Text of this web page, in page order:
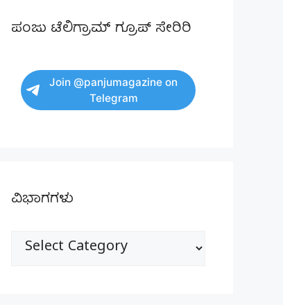
ಪಂಜು ಟೆಲಿಗ್ರಾಮ್ ಗ್ರೂಪ್ ಸೇರಿರಿ
Join @panjumagazine on
Telegram
ವಿಭಾಗಗಳು
ವಿಭಾಗಗಳು